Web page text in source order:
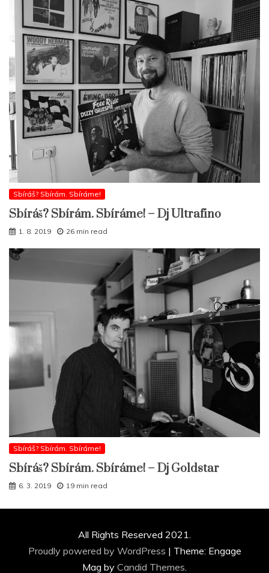
Sbíráš? Sbírám. Sbíráme!
Sbíráš? Sbírám. Sbíráme! – Dj Ultrafino
1. 8. 2019 26 min read
Sbíráš? Sbírám. Sbíráme!
Sbíráš? Sbírám. Sbíráme! – Dj Goldstar
6. 3. 2019 19 min read
All Rights Reserved 2021.
Proudly powered by WordPress | Theme: Engage
Mag by Candid Themes